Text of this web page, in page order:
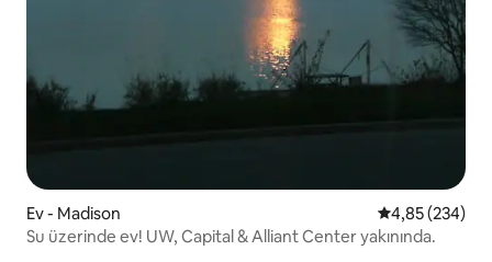
Ev - Madison 5 üzerinden
4,85 (234)
Su üzerinde ev! UW, Capital & Alliant Center yakınında.